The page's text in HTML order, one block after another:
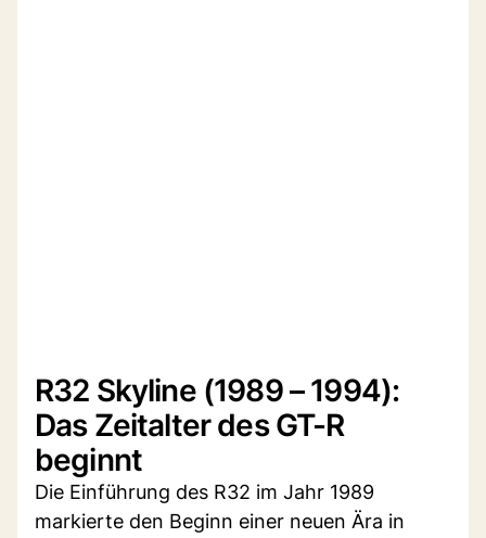
R32 Skyline (1989 – 1994):
Das Zeitalter des GT-R
beginnt
Die Einführung des R32 im Jahr 1989
markierte den Beginn einer neuen Ära in